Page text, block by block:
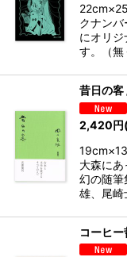
クナン
にオリジ
す。（
昔日の客
2,420円
大森に
幻の随筆
雄、尾
コーヒ